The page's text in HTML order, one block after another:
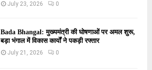
July 23, 2026 0
Bada Bhangal: मुख्यमंत्री की घोषणाओं पर अमल शुरू,
बड़ा भंगाल में विकास कार्यों ने पकड़ी रफ्तार
July 21, 2026 0